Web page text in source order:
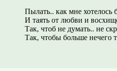
Пылать.. как мне хотелось
И таять от любви и
Так, чтоб не думать.. не
Так, чтобы больше нечего